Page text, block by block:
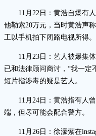
11月22日：黄浩自爆有人
他勒索20万元，当时黄浩声
工以手机拍下闭路电视所得
11月23日：艺人被爆集体
已和法律顾问商讨，“我一定
短片指涉毒的疑是艺人。
11月24日：黄浩指有人曾
端，但尽可能会配合警方。
11月26日：徐濠萦在